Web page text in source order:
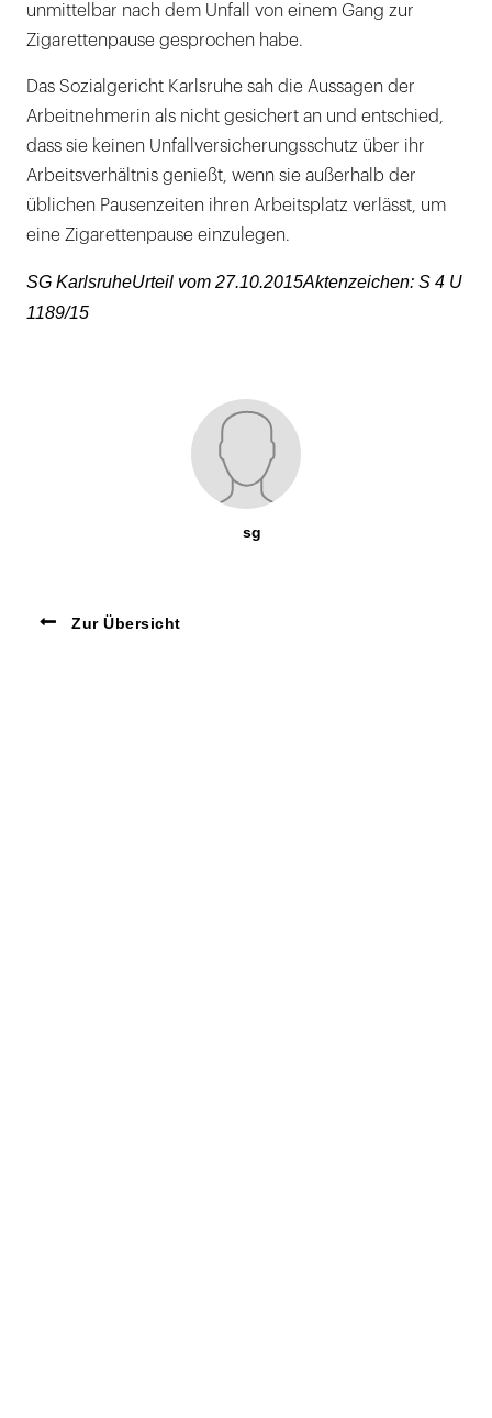
unmittelbar nach dem Unfall von einem Gang zur
Zigarettenpause gesprochen habe.
Das Sozialgericht Karlsruhe sah die Aussagen der
Arbeitnehmerin als nicht gesichert an und entschied,
dass sie keinen Unfallversicherungsschutz über ihr
Arbeitsverhältnis genießt, wenn sie außerhalb der
üblichen Pausenzeiten ihren Arbeitsplatz verlässt, um
eine Zigarettenpause einzulegen.
SG KarlsruheUrteil vom 27.10.2015Aktenzeichen: S 4 U
1189/15
sg
Zur Übersicht